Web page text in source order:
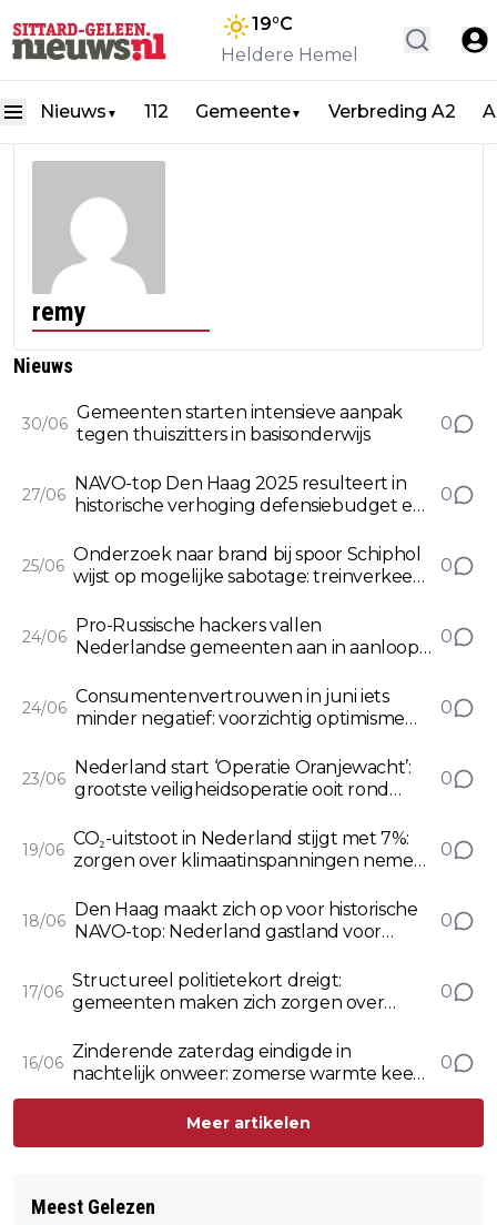
19°C
Heldere Hemel
Nieuws ▼ 112 Gemeente▼ Verbreding A2
remy
Nieuws
30/06
Gemeenten starten intensieve aanpak
tegen thuiszitters in basisonderwijs
0
27/06
NAVO-top Den Haag 2025 resulteert in
historische verhoging defensiebudget en
gemeenten
0
25/06
Onderzoek naar brand bij spoor Schiphol
wijst op mogelijke sabotage: treinverkeer
0
24/06
Pro-Russische hackers vallen
Nederlandse gemeenten aan in aanloop
verhoogd
0
24/06
Consumentenvertrouwen in juni iets
minder negatief: voorzichtig optimisme
0
23/06
Nederland start ‘Operatie Oranjewacht’:
grootste veiligheidsoperatie ooit rond
0
19/06
CO₂-uitstoot in Nederland stijgt met 7%:
zorgen over klimaatinspanningen nemen
0
18/06
Den Haag maakt zich op voor historische
NAVO-top: Nederland gastland voor
0
17/06
Structureel politietekort dreigt:
gemeenten maken zich zorgen over
0
16/06
Zinderende zaterdag eindigde in
nachtelijk onweer: zomerse warmte keert
volgend weekend terug
0
Meer artikelen
Meest Gelezen